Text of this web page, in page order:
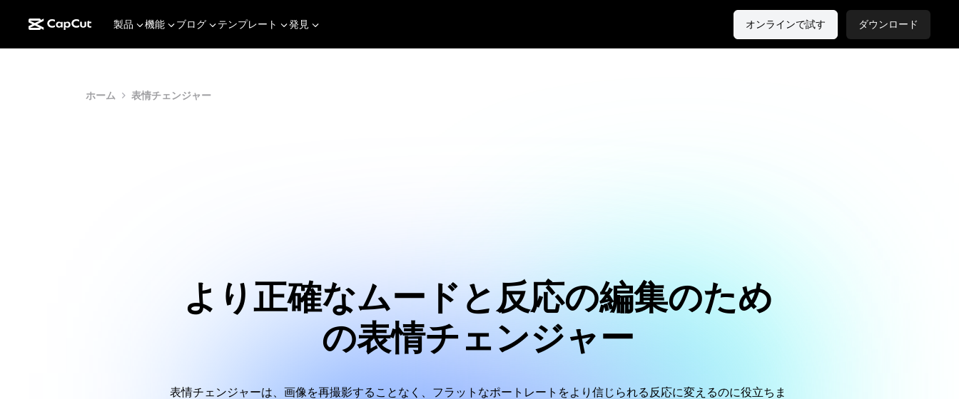
製品 機能 ブログ テンプレート 発見 オンラインで試す ダウンロード
ホーム 表情チェンジャー
より正確なムードと反応の編集のため
の表情チェンジャー
表情チェンジャーは、画像を再撮影することなく、フラットなポートレートをより信じられる反応に変えるのに役立ちま